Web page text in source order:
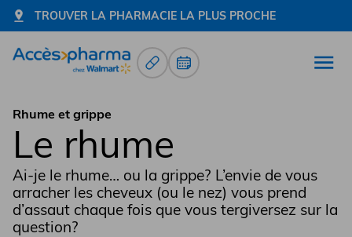
TROUVER LA PHARMACIE LA PLUS PROCHE
Allez à la page d'accueil
Renouvellement d’ordonnance
Prendre un rendez-vous
Rhume et grippe
Le rhume
Ai-je le rhume… ou la grippe? L’envie de vous
arracher les cheveux (ou le nez) vous prend
d’assaut chaque fois que vous tergiversez sur la
question?